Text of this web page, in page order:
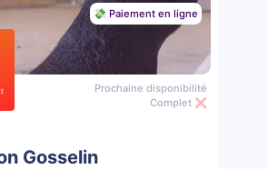
💸 Paiement en ligne
Prochaine disponibilité
Complet ❌
Gosselin